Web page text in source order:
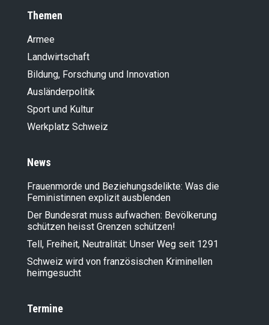
Themen
Armee
Landwirt­schaft
Bildung, Forschung und Innovation
Ausländer­politik
Sport und Kultur
Werkplatz Schweiz
News
Frauenmorde und Beziehungsdelikte: Was die
Feministinnen explizit ausblenden
Der Bundesrat muss aufwachen: Bevölkerung
schützen heisst Grenzen schützen!
Tell, Freiheit, Neutralität: Unser Weg seit 1291
Schweiz wird von französischen Kriminellen
heimgesucht
Termine